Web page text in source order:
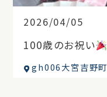
2026/04/05
100歳のお祝い
gh006大宮吉野町